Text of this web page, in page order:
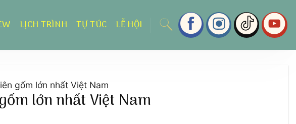
LỊCH TRÌNH TỰ TÚC LỄ HỘI
gốm lớn nhất Việt Nam
lớn nhất Việt Nam